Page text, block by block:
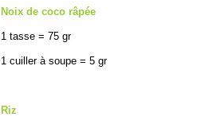
Noix de coco râpée
1 tasse = 75 gr
1 cuiller à soupe = 5 gr
Riz